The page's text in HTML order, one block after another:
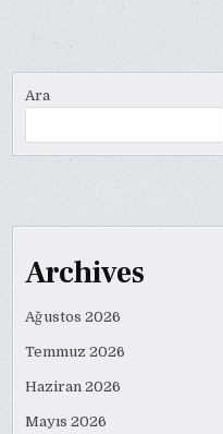
Ara
Archives
Ağustos 2026
Temmuz 2026
Haziran 2026
Mayıs 2026